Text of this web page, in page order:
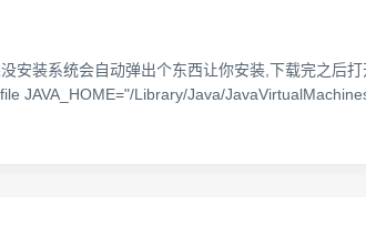
安装系统会自动弹出个东西让你安装,下载完之后
JAVA_HOME="/Library/Java/